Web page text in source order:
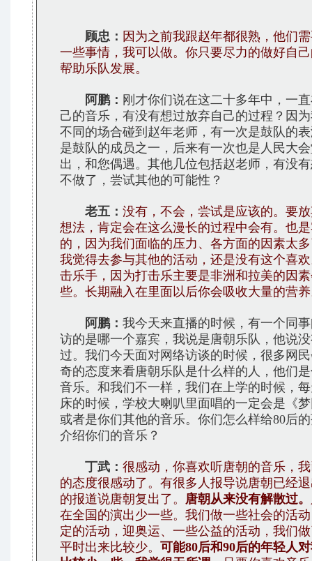
顾忠： 因为之前我跟赵年都很熟，他们
一些事情，我可以做。你只要尽力的做好自
帮助乐队发展。
阿鹏： 刚才你们说在这二十多年中，一
己的音乐，有没有想过放弃自己的过程？因
不同的场合碰到赵年老师，有一次是鼓队的
是鼓队的成员之一，后来有一次也是人民大
出，和您偶遇。其他几位包括赵老师，有没
不做了，尝试其他的可能性？
老五： 没有，不会，尝试是应该的。要
想法，肯定会在这么漫长的过程中会有。也
的，因为我们面临的压力、各方面的因素太
我觉得去参与其他的活动，还是没有这个喜
击乐手，因为打击乐主要是非洲和拉美的因
些。长期融入在里面以后你会吸收大量的营
阿鹏： 我今天来直播的时候，有一个同
访的是哪一个嘉宾，我说是唐朝乐队，他说
过。我们今天面对网络访谈的时候，很多网
奇的态度来看唐朝乐队是什么样的人，他们
音乐。和我们不一样，我们在上学的时候，
床的时候，学校大喇叭里面唱的一定会是《
或者是你们其他的音乐。你们怎么样给80后
介绍你们的音乐？
丁武： 很感动，你喜欢听唐朝的音乐，
的态度很感动了。有很多人报导说唐朝已经
的报道说唐朝复出了。 唐朝从来没有解散过。
在全国的演出少一些。我们做一些社会的活
定的活动，迎奥运、一些公益的活动，我们
平时出来比较少。 可能80后和90后的年轻人